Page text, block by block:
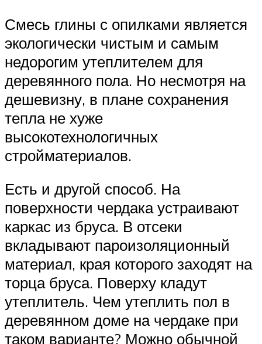
Смесь глины с опилками является
экологически чистым и самым
недорогим утеплителем для
деревянного пола. Но несмотря на
дешевизну, в плане сохранения
тепла не хуже
высокотехнологичных
стройматериалов.
Есть и другой способ. На
поверхности чердака устраивают
каркас из бруса. В отсеки
вкладывают пароизоляционный
материал, края которого заходят на
торца бруса. Поверху кладут
утеплитель. Чем утеплить пол в
деревянном доме на чердаке при
таком варианте? Можно обычной